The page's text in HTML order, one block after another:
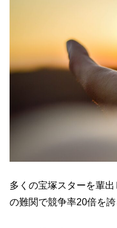
多くの宝塚スターを輩
の難関で競争率20倍を誇